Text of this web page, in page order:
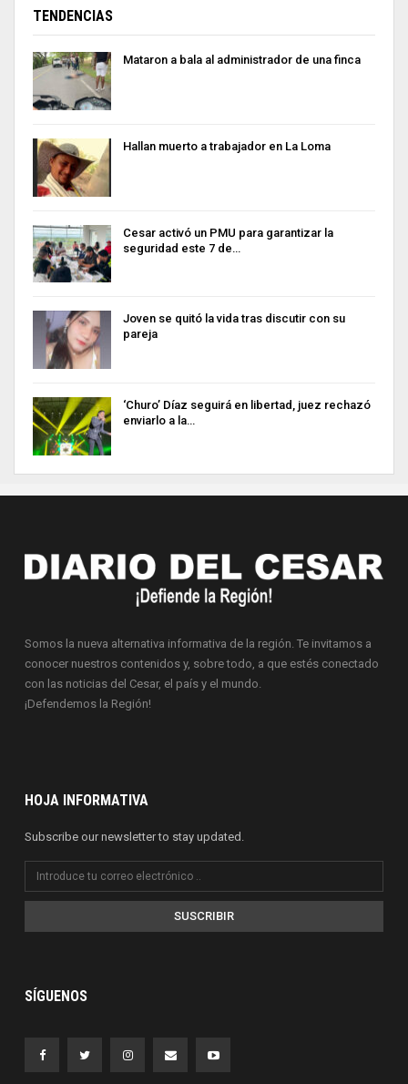
TENDENCIAS
Mataron a bala al administrador de una finca
Hallan muerto a trabajador en La Loma
Cesar activó un PMU para garantizar la
seguridad este 7 de…
Joven se quitó la vida tras discutir con su
pareja
‘Churo’ Díaz seguirá en libertad, juez rechazó
enviarlo a la…
Somos la nueva alternativa informativa de la región. Te invitamos a
conocer nuestros contenidos y, sobre todo, a que estés conectado
con las noticias del Cesar, el país y el mundo.
¡Defendemos la Región!
HOJA INFORMATIVA
Subscribe our newsletter to stay updated.
SUSCRIBIR
SÍGUENOS